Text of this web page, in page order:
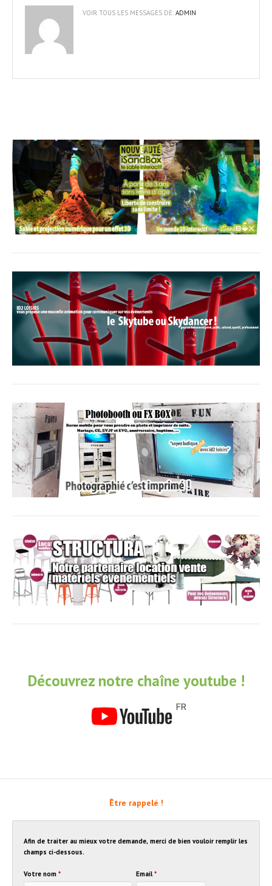
VOIR TOUS LES MESSAGES DE: ADMIN
Découvrez notre chaîne youtube !
Être rappelé !
Afin de traiter au mieux votre demande, merci de bien vouloir remplir les
champs ci-dessous.
Votre nom * Email*